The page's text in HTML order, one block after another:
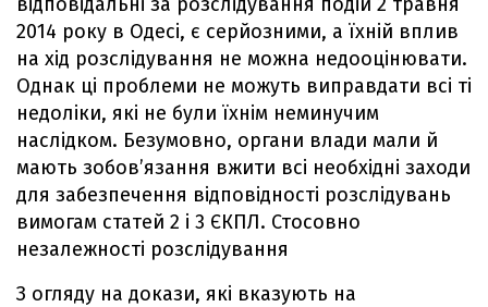
2014 року в Одесі, є серйозними, а їхній вплив
на хід розслідування не можна недооцінювати.
Однак ці проблеми не можуть виправдати всі ті
недоліки, які не були їхнім неминучим
наслідком. Безумовно, органи влади мали й
мають зобов’язання вжити всі необхідні заходи
для забезпечення відповідності розслідувань
вимогам статей 2 і 3 ЄКПЛ. Стосовно
незалежності розслідування
З огляду на докази, які вказують на